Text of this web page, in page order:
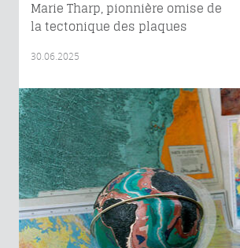
Marie Tharp, pionnière omise de
la tectonique des plaques
30.06.2025